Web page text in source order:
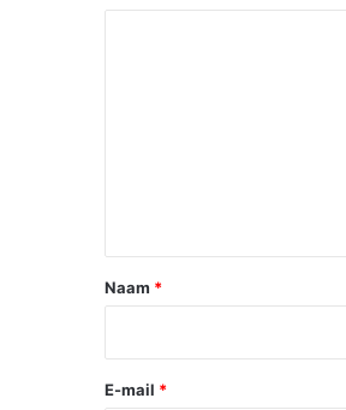
*
Naam *
E-mail *